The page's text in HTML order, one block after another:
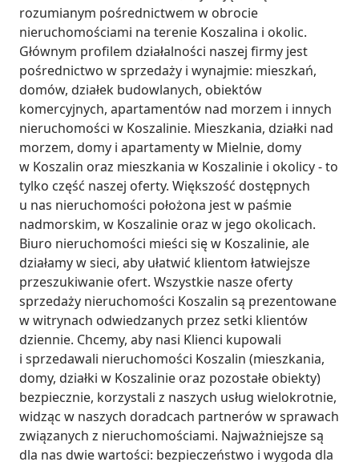
rozumianym pośrednictwem w obrocie
nieruchomościami na terenie Koszalina i okolic.
Głównym profilem działalności naszej firmy jest
pośrednictwo w sprzedaży i wynajmie: mieszkań,
domów, działek budowlanych, obiektów
komercyjnych, apartamentów nad morzem i innych
nieruchomości w Koszalinie. Mieszkania, działki nad
morzem, domy i apartamenty w Mielnie, domy
w Koszalin oraz mieszkania w Koszalinie i okolicy - to
tylko część naszej oferty. Większość dostępnych
u nas nieruchomości położona jest w paśmie
nadmorskim, w Koszalinie oraz w jego okolicach.
Biuro nieruchomości mieści się w Koszalinie, ale
działamy w sieci, aby ułatwić klientom łatwiejsze
przeszukiwanie ofert. Wszystkie nasze oferty
sprzedaży nieruchomości Koszalin są prezentowane
w witrynach odwiedzanych przez setki klientów
dziennie. Chcemy, aby nasi Klienci kupowali
i sprzedawali nieruchomości Koszalin (mieszkania,
domy, działki w Koszalinie oraz pozostałe obiekty)
bezpiecznie, korzystali z naszych usług wielokrotnie,
widząc w naszych doradcach partnerów w sprawach
związanych z nieruchomościami. Najważniejsze są
dla nas dwie wartości: bezpieczeństwo i wygoda dla